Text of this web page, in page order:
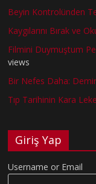
Beyin Kontrolünden
Kaygılarını Bırak ve
Filmini Duymuştum
views
Bir Nefes Daha:
Tıp Tarihinin Kara
Giriş Yap
Username or Email